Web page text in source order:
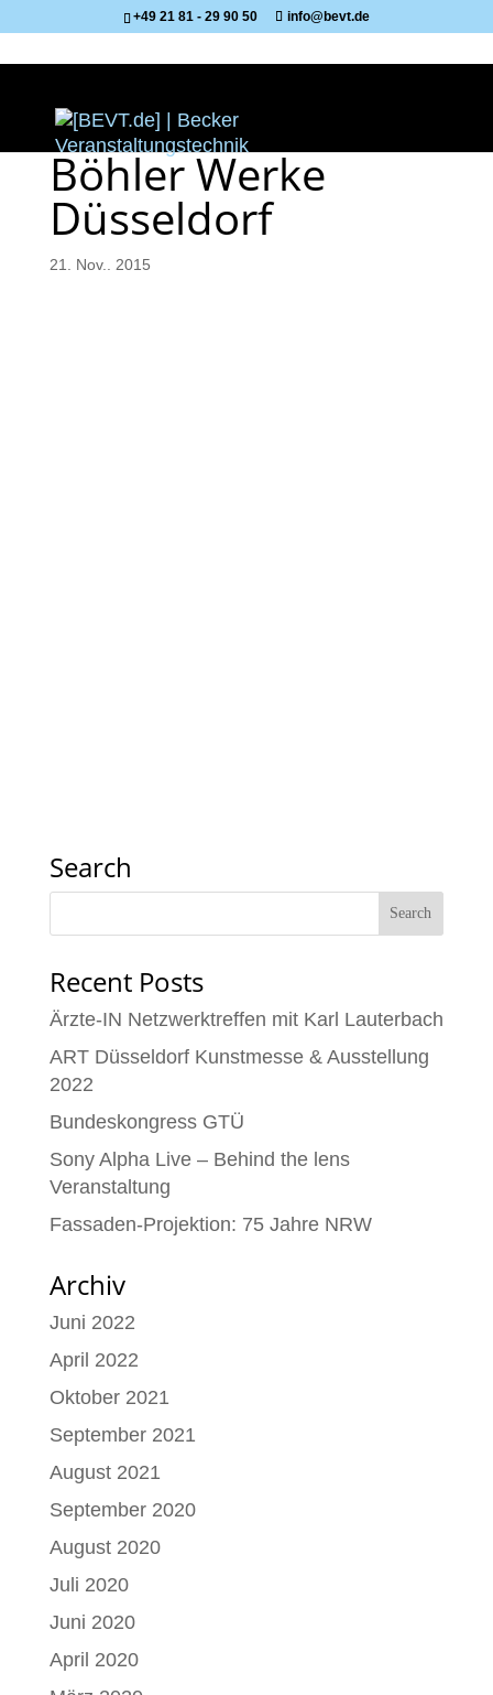
+49 21 81 - 29 90 50 info@bevt.de
Böhler Werke
Düsseldorf
21. Nov.. 2015
Search
Recent Posts
Ärzte-IN Netzwerktreffen mit Karl Lauterbach
ART Düsseldorf Kunstmesse & Ausstellung
2022
Bundeskongress GTÜ
Sony Alpha Live – Behind the lens
Veranstaltung
Fassaden-Projektion: 75 Jahre NRW
Archiv
Juni 2022
April 2022
Oktober 2021
September 2021
August 2021
September 2020
August 2020
Juli 2020
Juni 2020
April 2020